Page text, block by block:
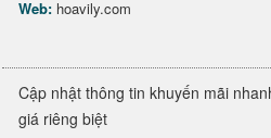
Web: hoavily.com
Cập nhật thông tin khuyến mãi
giá riêng biệt